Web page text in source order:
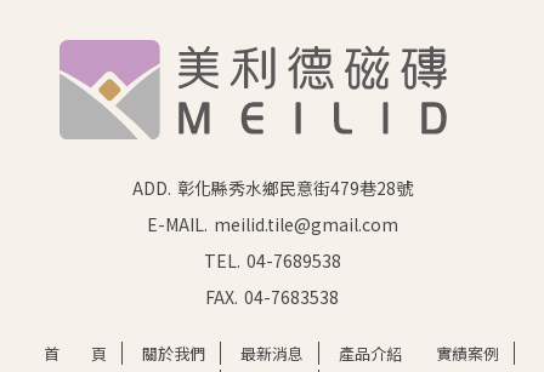
ADD. 彰化縣秀水鄉民意街479巷28號
E-MAIL. meilid.tile@gmail.com
TEL. 04-7689538
FAX. 04-7683538
首 頁 關於我們 最新消息 產品介紹
實績案例